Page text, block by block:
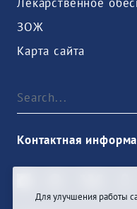
ЗОЖ
Карта сайта
Контактная
Для улучшения работы